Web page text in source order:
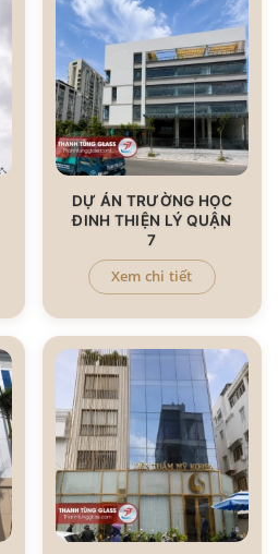
DỰ ÁN TRƯỜNG HỌC
ĐINH THIỆN LÝ QUẬN
7
Xem chi tiết